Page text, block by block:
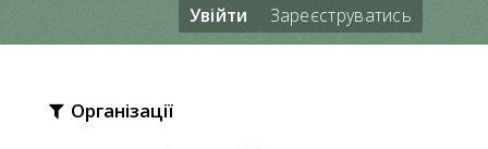
Увійти Зареєструватись
Організації